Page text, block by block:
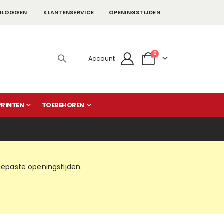
KLANTENSERVICE OPENINGSTIJDEN
Account
Cart
0producten
TOEBEHOREN
openingstijden.